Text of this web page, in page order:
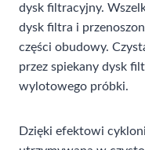
dysk filtracyjny.
dysk filtra i
części obudowy.
przez spiekany dysk
wylotowego próbki.
Dzięki efektowi